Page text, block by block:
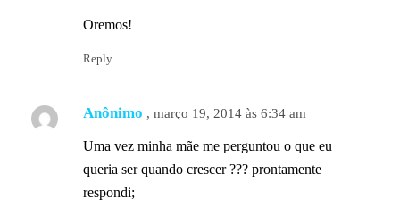
Oremos!
Reply
Anônimo , março 19, 2014 às 6:34 am
Uma vez minha mãe me perguntou o que eu
queria ser quando crescer ??? prontamente
respondi;